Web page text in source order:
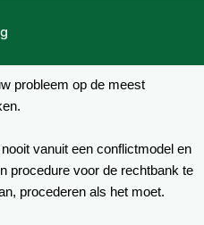
probleem op de meest
vanuit een conflictmodel en
procedure voor de rechtbank te
procederen als het moet.